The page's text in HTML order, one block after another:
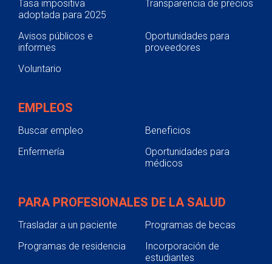
Tasa impositiva
adoptada para 2025
Transparencia de precios
Avisos públicos e
informes
Oportunidades para
proveedores
Voluntario
EMPLEOS
Buscar empleo
Beneficios
Enfermería
Oportunidades para
médicos
PARA PROFESIONALES DE LA SALUD
Trasladar a un paciente
Programas de becas
Programas de residencia
Incorporación de
estudiantes